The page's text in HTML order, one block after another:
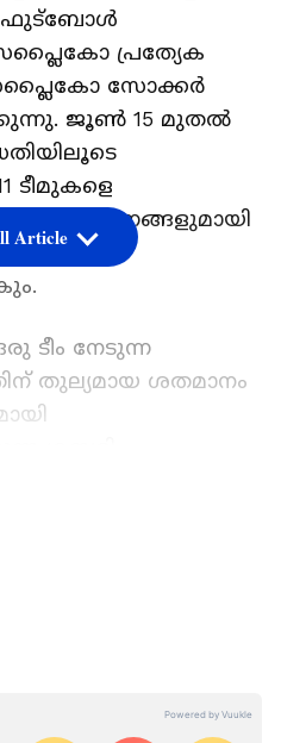
ഫുട്ബോൾ
പ്രത്യേക
സോക്കർ
ജൂൺ 15 മുതൽ
ടീമുകളെ
ഉൽപ്പന്നങ്ങളുമായി
ടീം നേടുന്ന
തുല്യമായ ശതമാനം
Article